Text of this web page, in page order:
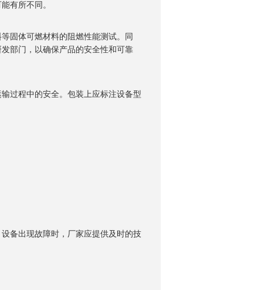
有所不同。
固体可燃材料的阻燃性能测试。同
部门，以确保产品的安全性和可靠
过程中的安全。包装上应标注设备型
备出现故障时，厂家应提供及时的技